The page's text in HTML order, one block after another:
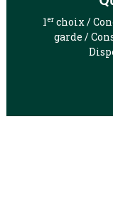
1er choix /
garde /